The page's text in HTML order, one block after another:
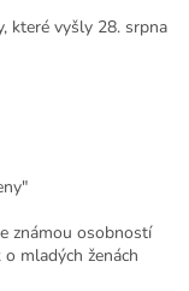
které vyšly 28. srpna
známou osobností
mladých ženách